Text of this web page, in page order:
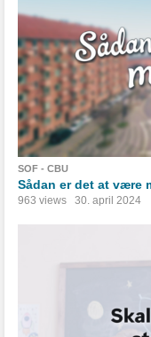
SOF - CBU
Sådan er det at være
963 views 30. april 2024